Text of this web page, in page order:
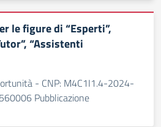
le figure di “Esperti”,
“Assistenti
- CNP: M4C1I1.4-2024-
Pubblicazione